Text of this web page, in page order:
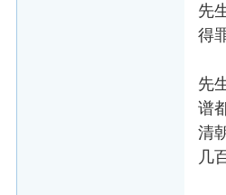
先
得
先
谱
清
几